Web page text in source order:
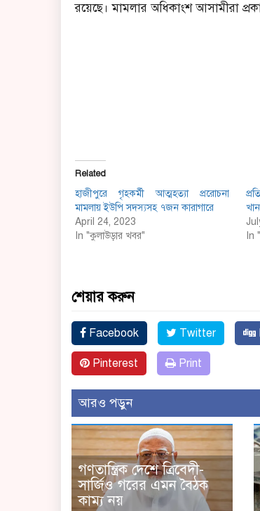
রয়েছে। মামলার অধিকাংশ আসামীরা
Related
হাজীপুরে গৃহকর্মী আত্মহত্যা প্ররোচনা
মামলায় ইউপি সদস্যসহ ৭জন কারাগারে
April 24, 2023
In "কুলাউড়ার খবর"
In
শেয়ার করুন
Facebook Twitter
Pinterest Print
আরও পড়ুন
গণতান্ত্রিক দেশে ত্রিবেদী-
সার্জিও গরের এমন বৈঠক
কাম্য নয়